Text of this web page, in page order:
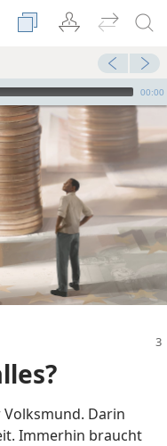
00:00
Volksmund. Darin
Immerhin braucht